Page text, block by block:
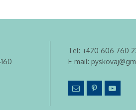
Tel: +420 606 760
E-mail: